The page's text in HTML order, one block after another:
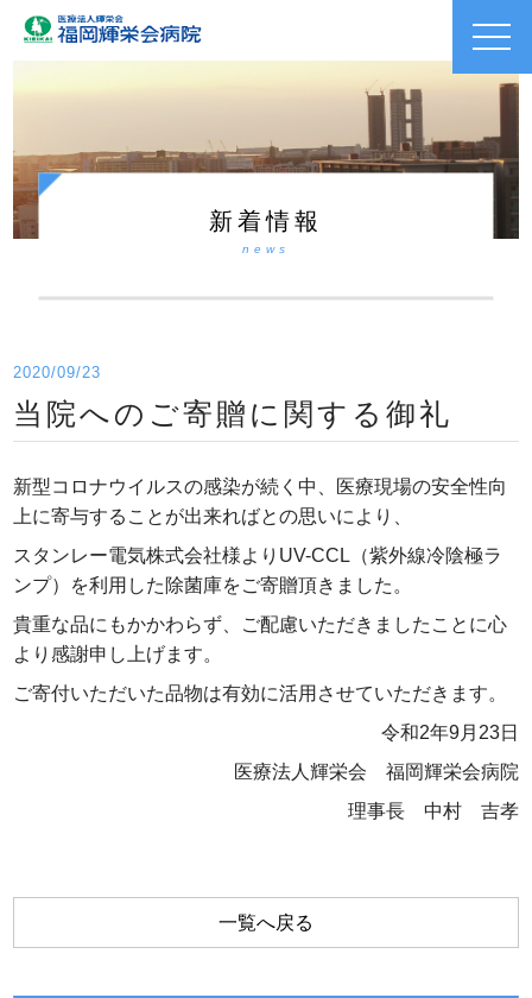
toggle
新着情報
news
2020/09/23
当院へのご寄贈に関する御礼
新型コロナウイルスの感染が続く中、医療現場の安全性向
上に寄与することが出来ればとの思いにより、
スタンレー電気株式会社様よりUV-CCL（紫外線冷陰極ラ
ンプ）を利用した除菌庫をご寄贈頂きました。
貴重な品にもかかわらず、ご配慮いただきましたことに心
より感謝申し上げます。
ご寄付いただいた品物は有効に活用させていただきます。
令和2年9月23日
医療法人輝栄会 福岡輝栄会病院
理事長 中村 吉孝
一覧へ戻る